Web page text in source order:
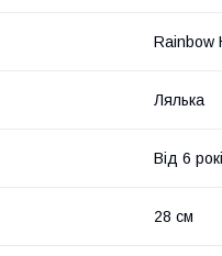
Rainbow
Лялька
Від 6
28 см